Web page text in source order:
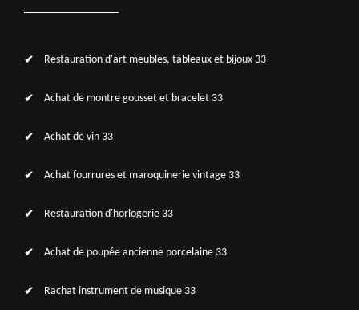
Restauration d'art meubles, tableaux et bijoux 33
Achat de montre gousset et bracelet 33
Achat de vin 33
Achat fourrures et maroquinerie vintage 33
Restauration d'horlogerie 33
Achat de poupée ancienne porcelaine 33
Rachat instrument de musique 33